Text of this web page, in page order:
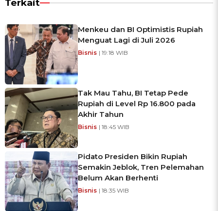
Terkait
Menkeu dan BI Optimistis Rupiah
Menguat Lagi di Juli 2026
Bisnis | 19:18 WIB
Tak Mau Tahu, BI Tetap Pede
Rupiah di Level Rp 16.800 pada
Akhir Tahun
Bisnis | 18:45 WIB
Pidato Presiden Bikin Rupiah
Semakin Jeblok, Tren Pelemahan
Belum Akan Berhenti
Bisnis | 18:35 WIB